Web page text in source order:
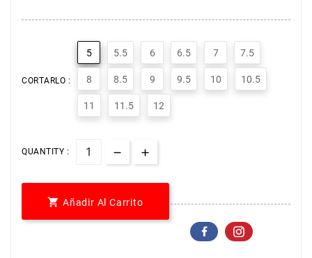
CORTARLO :
5 5.5 6 6.5 7 7.5
8 8.5 9 9.5 10 10.5
11 11.5 12
QUANTITY :
 Añadir Al Carrito